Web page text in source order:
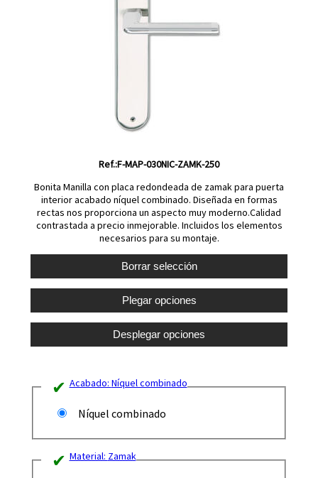
Ref.:F-MAP-030NIC-ZAMK-250
Bonita Manilla con placa redondeada de zamak para puerta
interior acabado níquel combinado. Diseñada en formas
rectas nos proporciona un aspecto muy moderno.Calidad
contrastada a precio inmejorable. Incluidos los elementos
necesarios para su montaje.
Acabado: Níquel combinado
Níquel combinado
Material: Zamak